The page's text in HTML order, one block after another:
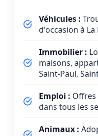
Véhicules :
d'occasion à La
Immobilier :
maisons,
Saint-Paul,
Emploi :
dans tous les
Animaux :